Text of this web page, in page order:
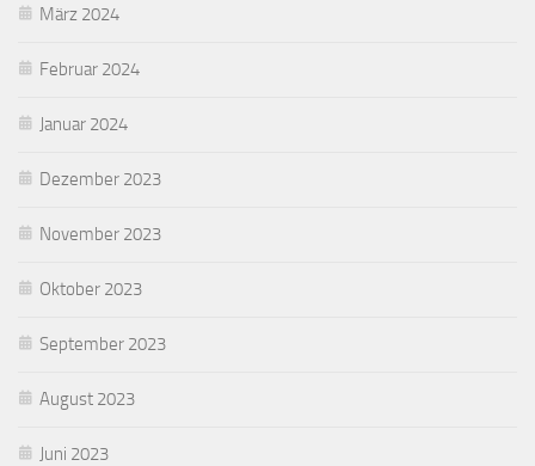
März 2024
Februar 2024
Januar 2024
Dezember 2023
November 2023
Oktober 2023
September 2023
August 2023
Juni 2023